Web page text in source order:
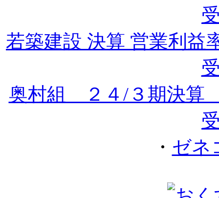
若築建設 決算 営業利
奥村組 ２４/３期決
・ ゼネ